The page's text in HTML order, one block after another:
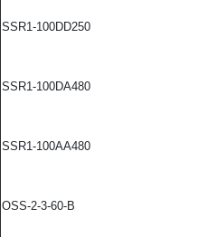
SSR1-100DD250
SSR1-100DA480
SSR1-100AA480
OSS-2-3-60-B